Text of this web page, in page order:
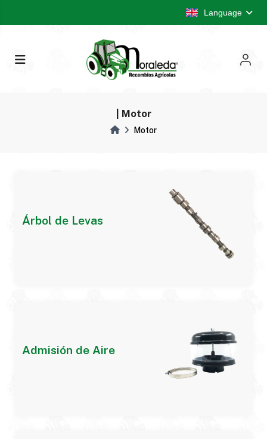
Language
| Motor
Motor
Árbol de Levas
Admisión de Aire